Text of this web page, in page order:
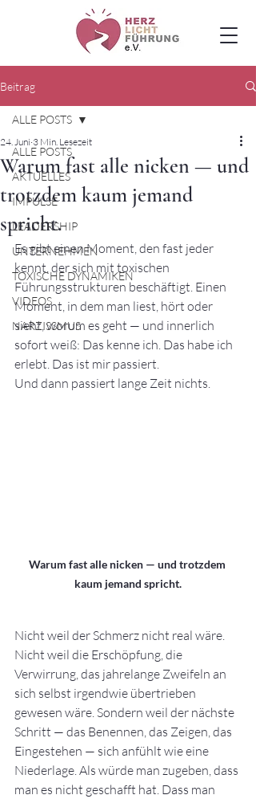
Beitrag
ALLE POSTS
AKTUELLES
IMPULSE
LEADERSHIP
UNTERNEHMEN
TOXISCHE DYNAMIKEN
VIDEOS
NARZISSMUS
ALLE POSTS
Warum fast alle nicken — und
trotzdem kaum jemand
spricht.
24. Juni 3 Min. Lesezeit
Es gibt einen Moment, den fast jeder
kennt, der sich mit toxischen
Führungsstrukturen beschäftigt. Einen
Moment, in dem man liest, hört oder
sieht, worum es geht — und innerlich
sofort weiß: Das kenne ich. Das habe ich
erlebt. Das ist mir passiert.
Und dann passiert lange Zeit nichts.
Warum fast alle nicken — und trotzdem
kaum jemand spricht.
Nicht weil der Schmerz nicht real wäre.
Nicht weil die Erschöpfung, die
Verwirrung, das jahrelange Zweifeln an
sich selbst irgendwie übertrieben
gewesen wäre. Sondern weil der nächste
Schritt — das Benennen, das Zeigen, das
Eingestehen — sich anfühlt wie eine
Niederlage. Als würde man zugeben, dass
man es nicht geschafft hat. Dass man